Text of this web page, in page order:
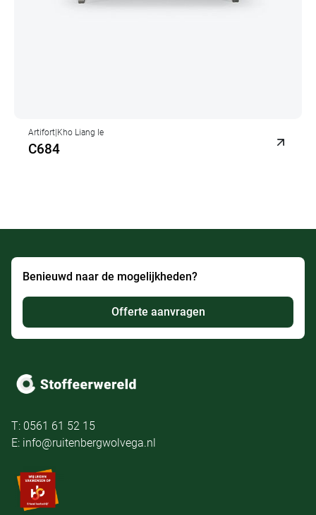
Artifort|Kho Liang Ie
C684
Benieuwd naar de mogelijkheden?
Offerte aanvragen
T: 0561 61 52 15
E: info@ruitenbergwolvega.nl